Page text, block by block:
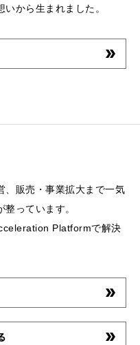
から生まれました。
、販売・事業拡大まで一気
っています。
Platformで解決